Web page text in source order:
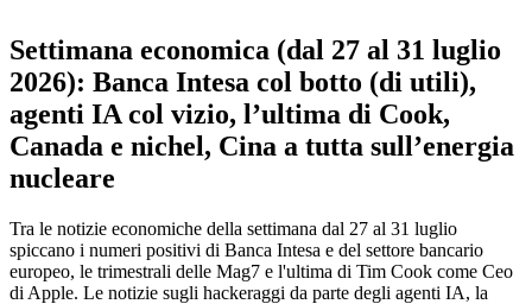
Settimana economica (dal 27 al 31 luglio
2026): Banca Intesa col botto (di utili),
agenti IA col vizio, l’ultima di Cook,
Canada e nichel, Cina a tutta sull’energia
nucleare
Tra le notizie economiche della settimana dal 27 al 31 luglio
spiccano i numeri positivi di Banca Intesa e del settore bancario
europeo, le trimestrali delle Mag7 e l'ultima di Tim Cook come Ceo
di Apple. Le notizie sugli hackeraggi da parte degli agenti IA, la